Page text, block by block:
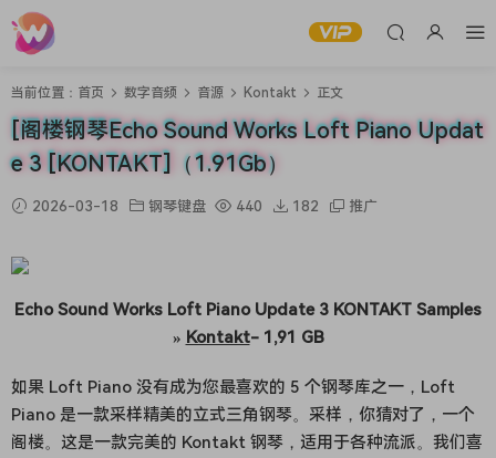
当前位置： 首页 数字音频 音源 Kontakt 正文
[阁楼钢琴Echo Sound Works Loft Piano Updat
e 3 [KONTAKT]（1.91Gb）
2026-03-18 钢琴键盘 440 182 推广
Echo Sound Works Loft Piano Update 3 KONTAKT Samples
» Kontakt- 1,91 GB
如果 Loft Piano 没有成为您最喜欢的 5 个钢琴库之一，Loft
Piano 是一款采样精美的立式三角钢琴。采样，你猜对了，一个
阁楼。这是一款完美的 Kontakt 钢琴，适用于各种流派。我们喜